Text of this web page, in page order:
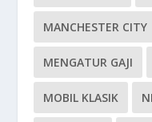
MANCHESTER CITY
MENGATUR GAJI
MOBIL KLASIK